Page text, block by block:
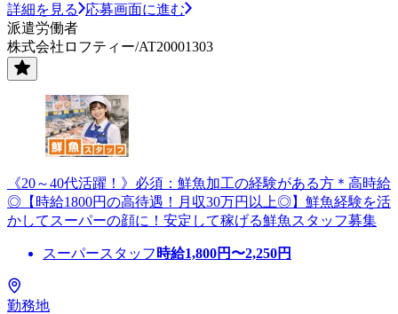
詳細を見る
応募画面に進む
派遣労働者
株式会社ロフティー/AT20001303
《20～40代活躍！》必須：鮮魚加工の経験がある方＊高時給
◎【時給1800円の高待遇！月収30万円以上◎】鮮魚経験を活
かしてスーパーの顔に！安定して稼げる鮮魚スタッフ募集
スーパースタッフ 時給1,800円〜2,250円
勤務地